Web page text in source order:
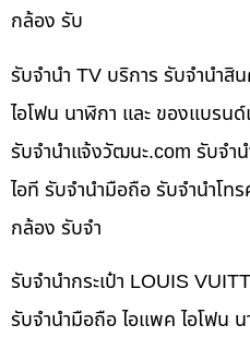
กล้อง รับ
รับจำนำ TV บริการ รับจำนำสิ
ไอโฟน นาฬิกา และ ของแบรน
รับจํานําแจ้งวัฒนะ.com รับจำ
ไอที รับจำนำมือถือ รับจำนำโท
กล้อง รับจำ
รับจำนำกระเป๋า LOUIS
รับจำนำมือถือ ไอแพค ไอโฟน